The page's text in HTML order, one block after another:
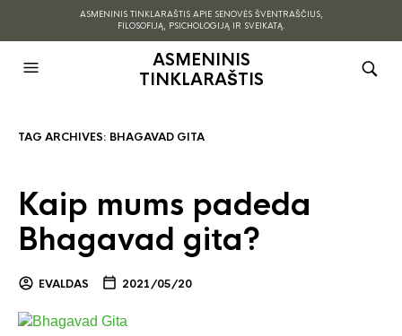
ASMENINIS TINKLARAŠTIS APIE SENOVĖS ŠVENTRAŠČIUS,
FILOSOFIJĄ, PSICHOLOGIJĄ IR SVEIKATĄ.
ASMENINIS
TINKLARAŠTIS
TAG ARCHIVES: BHAGAVAD GITA
Kaip mums padeda
Bhagavad gita?
EVALDAS 2021/05/20